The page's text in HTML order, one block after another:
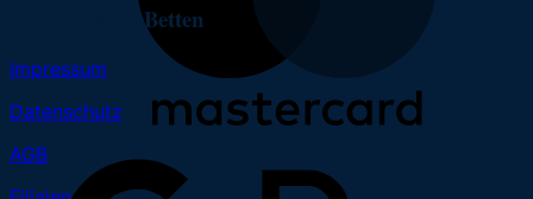
Über Belando Betten
Impressum
Datenschutz
AGB